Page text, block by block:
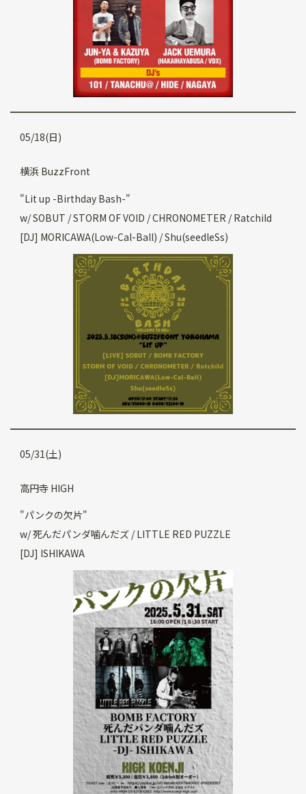
05/18(日)
横浜 BuzzFront
"Lit up -Birthday Bash-"
w/ SOBUT / STORM OF VOID / CHRONOMETER / Ratchild
[DJ] MORICAWA(Low-Cal-Ball) / Shu(seedleSs)
05/31(土)
高円寺 HIGH
"パンクの欠片"
w/ 死んだパンダ噛んだズ / LITTLE RED PUZZLE
[DJ] ISHIKAWA